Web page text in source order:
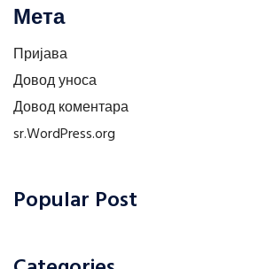
Мета
Пријава
Довод уноса
Довод коментара
sr.WordPress.org
Popular Post